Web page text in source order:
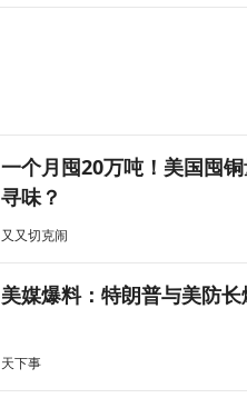
一个月囤20万吨！美国囤
寻味？
又又切克闹
美媒爆料：特朗普与美防
天下事